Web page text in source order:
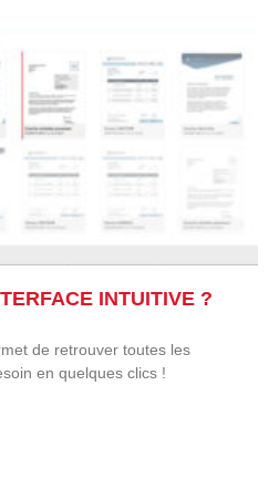
INTUITIVE ?
de retrouver toutes les
en quelques clics !